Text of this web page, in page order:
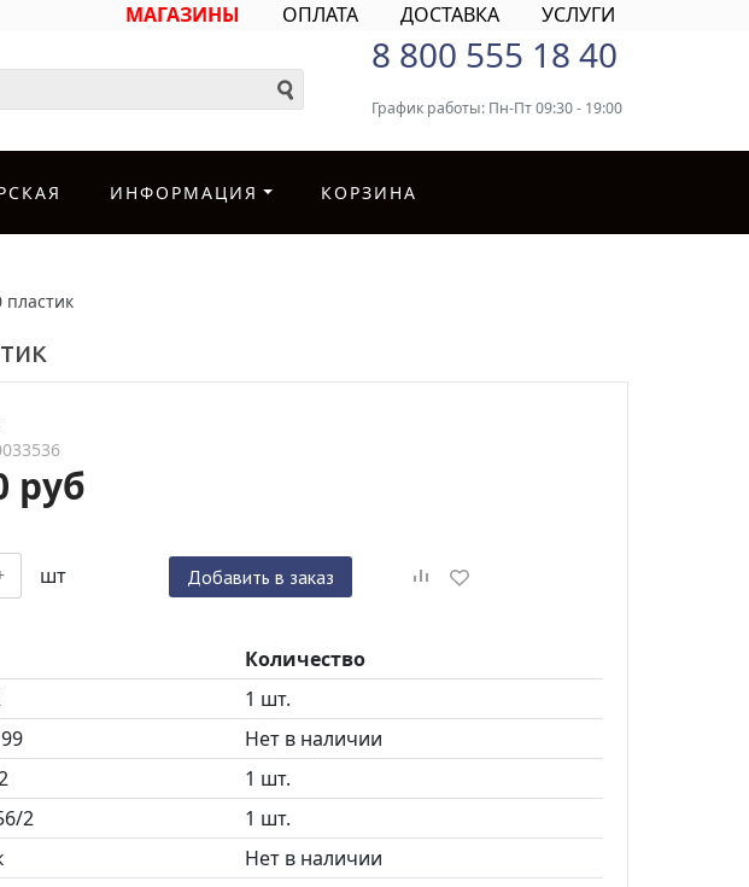
МАГАЗИНЫ ОПЛАТА ДОСТАВКА УСЛУГИ
8 800 555 18 40
График работы: Пн-Пт 09:30 - 19:00
ИНФОРМАЦИЯ КОРЗИНА
пластик
руб
шт Добавить в заказ
Количество
1 шт.
Нет в наличии
1 шт.
2
1 шт.
Нет в наличии